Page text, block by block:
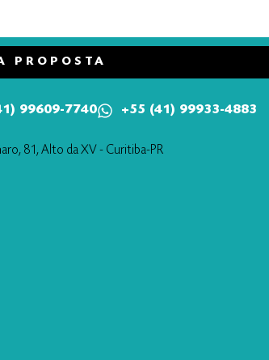
PROPOSTA
99609-7740 +55 (41) 99933-4883
81, Alto da XV - Curitiba-PR